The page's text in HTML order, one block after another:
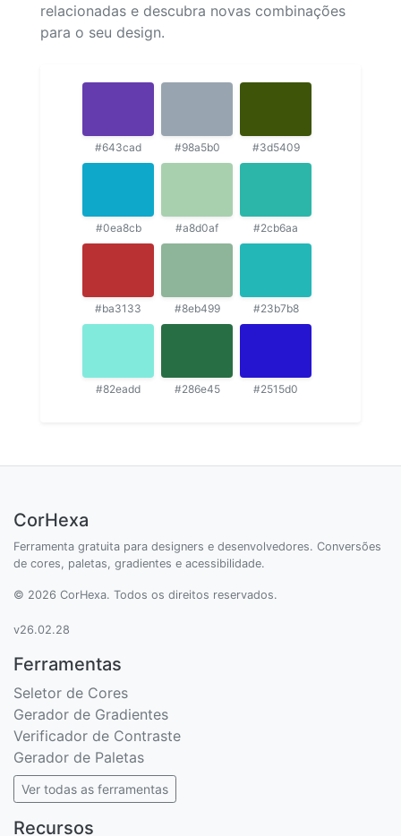
relacionadas e descubra novas combinações
para o seu design.
#643cad #98a5b0 #3d5409
#0ea8cb #a8d0af #2cb6aa
#ba3133 #8eb499 #23b7b8
#82eadd #286e45 #2515d0
CorHexa
Ferramenta gratuita para designers e desenvolvedores. Conversões
de cores, paletas, gradientes e acessibilidade.
© 2026 CorHexa. Todos os direitos reservados.
v26.02.28
Ferramentas
Seletor de Cores
Gerador de Gradientes
Verificador de Contraste
Gerador de Paletas
Ver todas as ferramentas
Recursos